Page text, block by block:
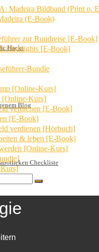
Hacks
Blog
Checkliste
Madeira Bildband (Print o.
(E-Book)
zur Rundreise [E-Book]
Highlights [E-Book]
Bundle
[Online-Kurs]
[Online-Kurs]
verdienen [E-Book]
[E-Book]
verdienen [Hörbuch]
& leben [E-Book]
[Online-Kurs]